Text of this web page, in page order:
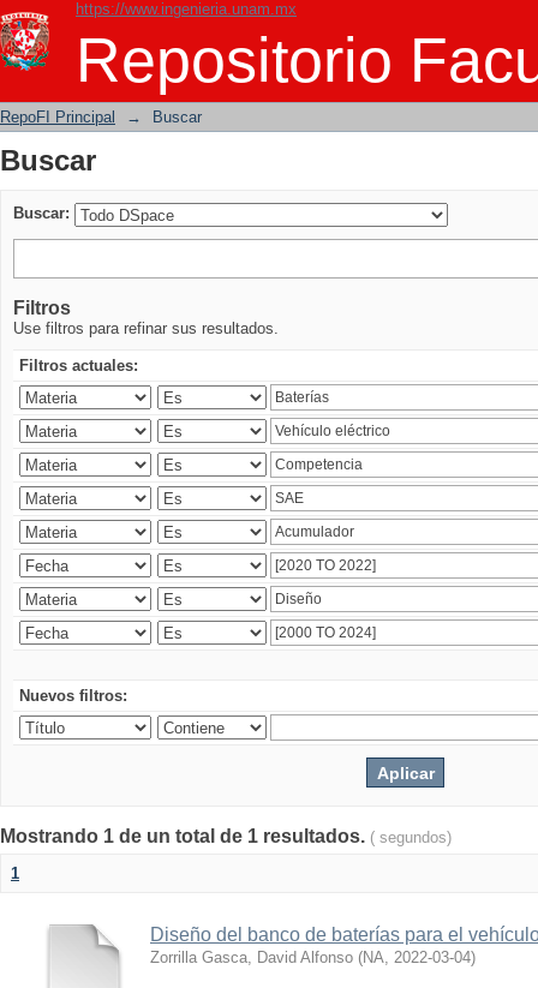
https://www.ingenieria.unam.mx
Repositorio
Buscar
RepoFI Principal → Buscar
Buscar
Buscar:
Filtros
Use filtros para refinar sus resultados.
Filtros actuales:
Nuevos filtros:
Mostrando 1 de un total de 1 resultados. ( segundos)
1
Diseño del banco de baterías para el
Zorrilla Gasca, David Alfonso (NA, 2022-03-04)